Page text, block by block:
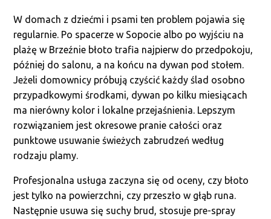
W domach z dziećmi i psami ten problem pojawia się
regularnie. Po spacerze w Sopocie albo po wyjściu na
plażę w Brzeźnie błoto trafia najpierw do przedpokoju,
później do salonu, a na końcu na dywan pod stołem.
Jeżeli domownicy próbują czyścić każdy ślad osobno
przypadkowymi środkami, dywan po kilku miesiącach
ma nierówny kolor i lokalne przejaśnienia. Lepszym
rozwiązaniem jest okresowe pranie całości oraz
punktowe usuwanie świeżych zabrudzeń według
rodzaju plamy.
Profesjonalna usługa zaczyna się od oceny, czy błoto
jest tylko na powierzchni, czy przeszło w głąb runa.
Następnie usuwa się suchy brud, stosuje pre-spray